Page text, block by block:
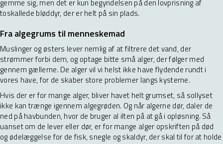
gemme sig, men det er kun begyndelsen på den lovprisning af
toskallede bløddyr, der er helt på sin plads.
Fra algegrums til menneskemad
Muslinger og østers lever nemlig af at filtrere det vand, der
strømmer forbi dem, og optage bitte små alger, der følger med
gennem gællerne. De alger vil vi helst ikke have flydende rundt i
vores have, for de skaber store problemer langs kysterne.
Hvis der er for mange alger, bliver havet helt grumset, så sollyset
ikke kan trænge igennem algegrøden. Og når algerne dør, daler de
ned på havbunden, hvor de bruger al ilten på at gå i opløsning. Så
uanset om de lever eller dør, er for mange alger opskriften på død
og ødelæggelse for de fisk, snegle og skaldyr, der skal til for at holde